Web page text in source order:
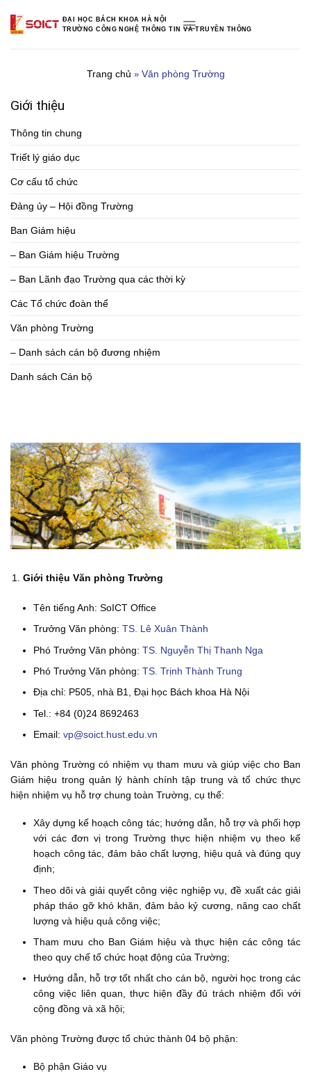
content
ĐẠI HỌC BÁCH KHOA HÀ NỘI
TRƯỜNG CÔNG NGHỆ THÔNG TIN VÀ TRUYỀN THÔNG
Trang chủ » Văn phòng Trường
Giới thiệu
Thông tin chung
Triết lý giáo dục
Cơ cấu tổ chức
Đảng ủy – Hội đồng Trường
Ban Giám hiệu
– Ban Giám hiệu Trường
– Ban Lãnh đạo Trường qua các thời kỳ
Các Tổ chức đoàn thể
Văn phòng Trường
– Danh sách cán bộ đương nhiệm
Danh sách Cán bộ
Giới thiệu Văn phòng Trường
Tên tiếng Anh: SoICT Office
Trưởng Văn phòng:TS. Lê Xuân Thành
Phó Trưởng Văn phòng:TS. Nguyễn Thị Thanh Nga
Phó Trưởng Văn phòng:TS. Trịnh Thành Trung
Địa chỉ: P505, nhà B1, Đại học Bách khoa Hà Nội
Tel.: +84 (0)24 8692463
Email:vp@soict.hust.edu.vn
Văn phòng Trường có nhiệm vụ tham mưu và giúp việc cho Ban
Giám hiệu trong quản lý hành chính tập trung và tổ chức thực
hiện nhiệm vụ hỗ trợ chung toàn Trường, cụ thể:
Xây dựng kế hoạch công tác; hướng dẫn, hỗ trợ và phối hợp
với các đơn vị trong Trường thực hiện nhiệm vụ theo kế
hoạch công tác, đảm bảo chất lượng, hiệu quả và đúng quy
định;
Theo dõi và giải quyết công việc nghiệp vụ, đề xuất các giải
pháp tháo gỡ khó khăn, đảm bảo kỷ cương, nâng cao chất
lượng và hiệu quả công việc;
Tham mưu cho Ban Giám hiệu và thực hiện các công tác
theo quy chế tổ chức hoạt động của Trường;
Hướng dẫn, hỗ trợ tốt nhất cho cán bộ, người học trong các
công việc liên quan, thực hiện đầy đủ trách nhiệm đối với
cộng đồng và xã hội;
Văn phòng Trường được tổ chức thành 04 bộ phận:
Bộ phận Giáo vụ